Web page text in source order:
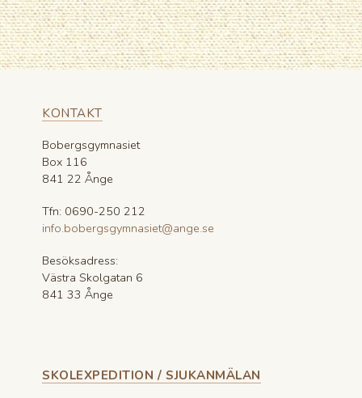
KONTAKT
Bobergsgymnasiet
Box 116
841 22 Ånge
Tfn: 0690-250 212
info.bobergsgymnasiet@ange.se
Besöksadress:
Västra Skolgatan 6
841 33 Ånge
SKOLEXPEDITION / SJUKANMÄLAN